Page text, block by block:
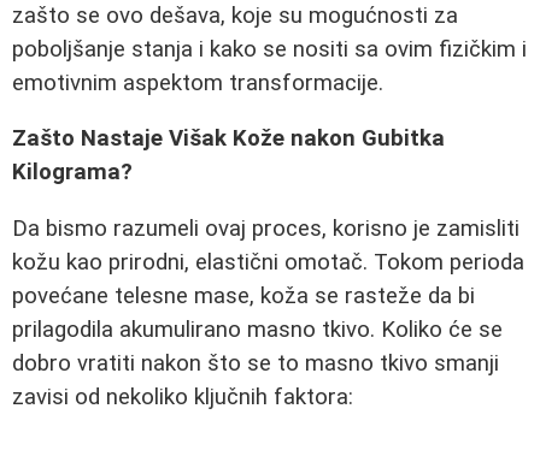
zašto se ovo dešava, koje su mogućnosti za
poboljšanje stanja i kako se nositi sa ovim fizičkim i
emotivnim aspektom transformacije.
Zašto Nastaje Višak Kože nakon Gubitka
Kilograma?
Da bismo razumeli ovaj proces, korisno je zamisliti
kožu kao prirodni, elastični omotač. Tokom perioda
povećane telesne mase, koža se rasteže da bi
prilagodila akumulirano masno tkivo. Koliko će se
dobro vratiti nakon što se to masno tkivo smanji
zavisi od nekoliko ključnih faktora: